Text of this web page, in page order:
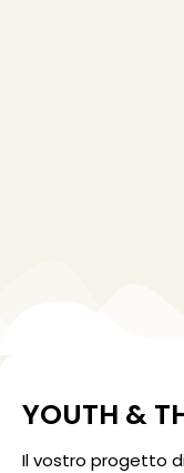
YOUTH &
Il vostro progetto